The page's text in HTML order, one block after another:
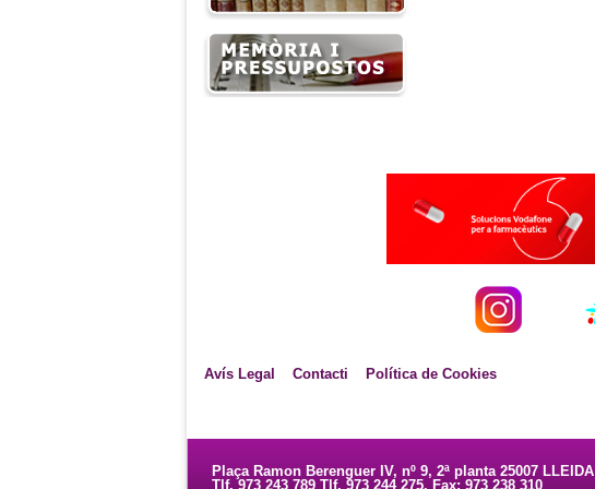
Avís Legal Contacti Política de Cookies
Plaça Ramon Berenguer IV, nº 9, 2ª planta 25007 LLEIDA
Tlf. 973 243 789 Tlf. 973 244 275. Fax: 973 238 310